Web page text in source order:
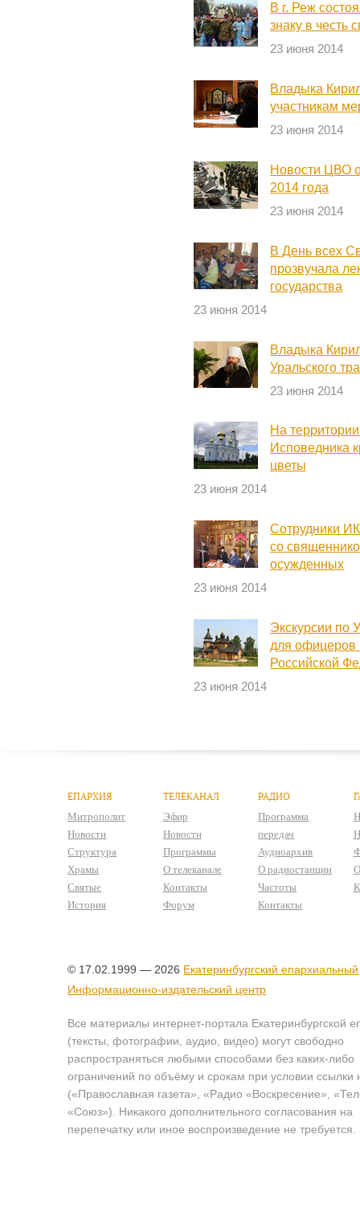
В г. Реж
знаку в честь
23 июня 2014
Владыка
участникам
23 июня 2014
Новости ЦВО
2014 года
23 июня 2014
В День всех
прозвучала
государства
23 июня 2014
Владыка
Уральского
23 июня 2014
На
Исповедника
цветы
23 июня 2014
Сотрудники
со
осужденных
23 июня 2014
Экскурсии по
для офицеров
Российской
23 июня 2014
ЕПАРХИЯ
Митрополит
Новости
Структура
Храмы
Святые
История
ТЕЛЕКАНАЛ
Эфир
Новости
Программы
О телеканале
Контакты
Форум
РАДИО
Программа
передач
Аудиоархив
О радиостанции
Частоты
Контакты
© 17.02.1999 — 2026 Екатеринбургский епархиальный
Информационно-издательский центр
Все материалы интернет-портала Екатеринбургской
(тексты, фотографии, аудио, видео) могут свободно
распространяться любыми способами без каких-либо
ограничений по объёму и срокам при условии ссылки
(«Православная газета», «Радио «Воскресение»,
«Союз»). Никакого дополнительного согласования на
перепечатку или иное воспроизведение не требуется.